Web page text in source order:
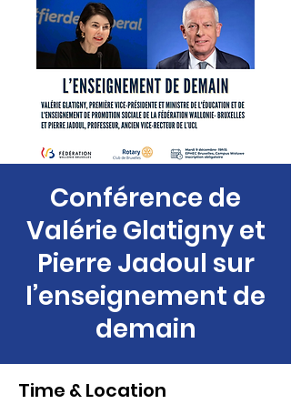
Conférence de
Valérie Glatigny et
Pierre Jadoul sur
l’enseignement de
demain
Time & Location